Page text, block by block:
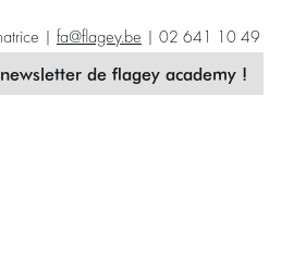
| fa@flagey.be | 02 641 10 49
de flagey academy !